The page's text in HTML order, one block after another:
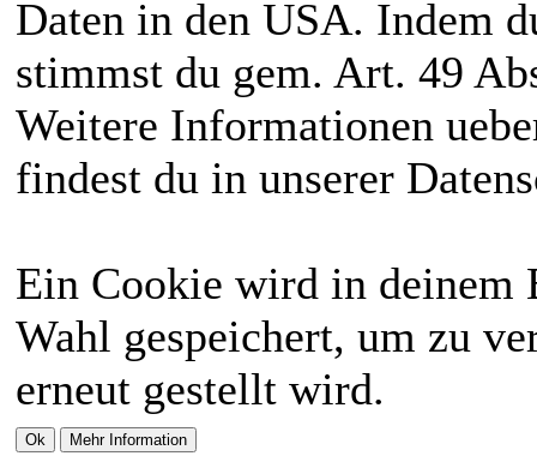
Daten in den USA. Indem
stimmst du gem. Art. 49
Weitere Informationen
findest du in unserer
Ein Cookie wird in deinem
Wahl gespeichert, um zu
erneut gestellt wird.